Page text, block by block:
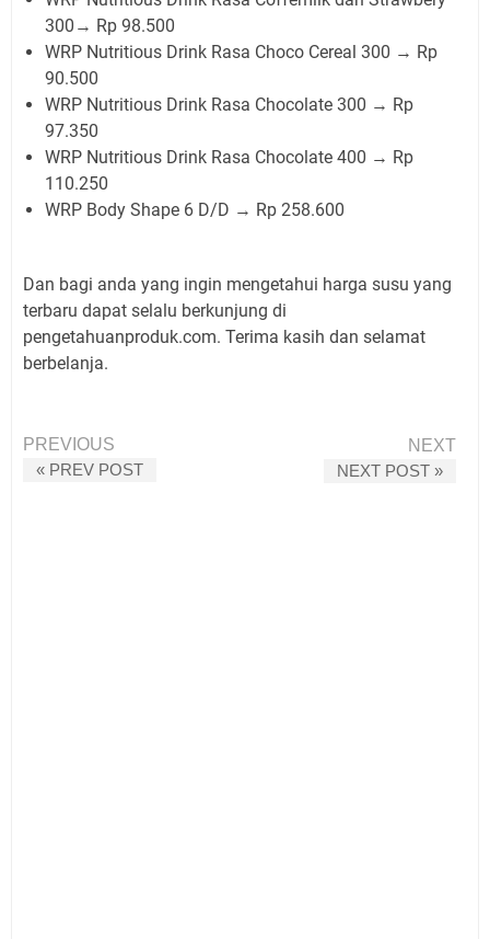
300→ Rp 98.500
WRP Nutritious Drink Rasa Choco Cereal 300 → Rp
90.500
WRP Nutritious Drink Rasa Chocolate 300 → Rp
97.350
WRP Nutritious Drink Rasa Chocolate 400 → Rp
110.250
WRP Body Shape 6 D/D → Rp 258.600
Dan bagi anda yang ingin mengetahui harga susu yang
terbaru dapat selalu berkunjung di
pengetahuanproduk.com. Terima kasih dan selamat
berbelanja.
PREVIOUS
« PREV POST
NEXT
NEXT POST »